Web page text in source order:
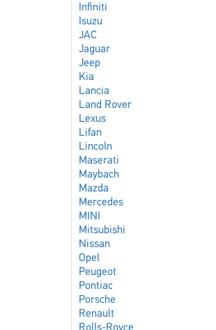
Infiniti
Isuzu
JAC
Jaguar
Jeep
Kia
Lancia
Land Rover
Lexus
Lifan
Lincoln
Maserati
Maybach
Mazda
Mercedes
MINI
Mitsubishi
Nissan
Opel
Peugeot
Pontiac
Porsche
Renault